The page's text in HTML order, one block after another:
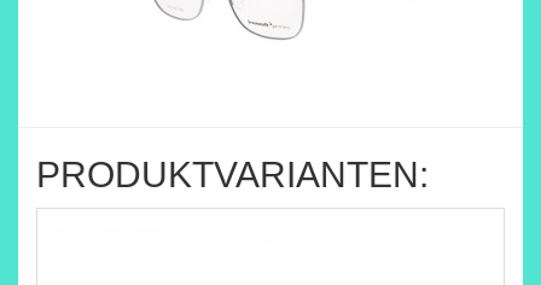
PRODUKTVARIANTEN: